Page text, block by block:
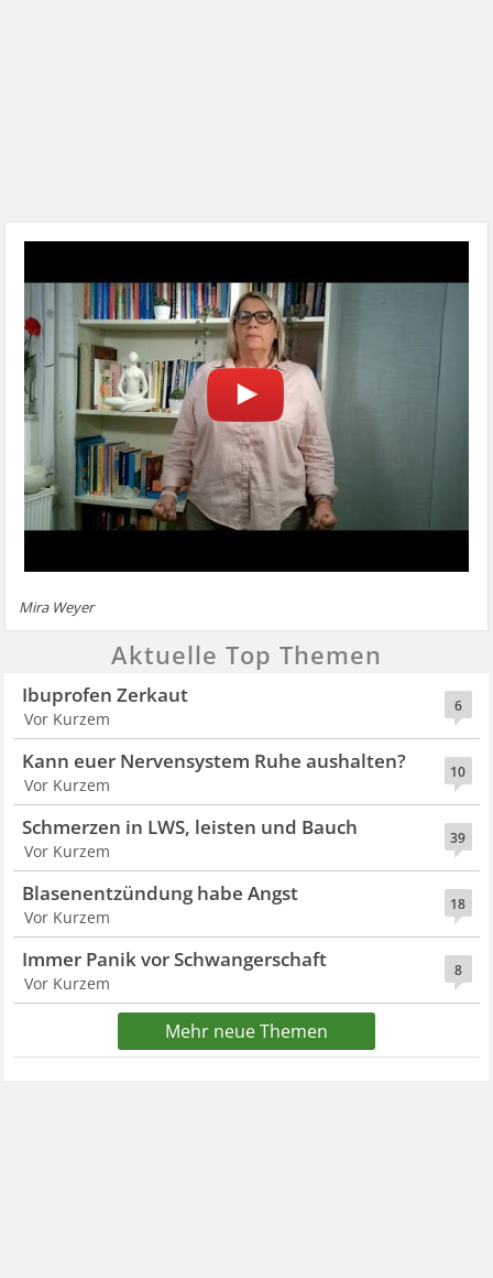
Mira Weyer
Aktuelle Top Themen
6
Ibuprofen Zerkaut
Vor Kurzem
10
Kann euer Nervensystem Ruhe aushalten?
Vor Kurzem
39
Schmerzen in LWS, leisten und Bauch
Vor Kurzem
18
Blasenentzündung habe Angst
Vor Kurzem
8
Immer Panik vor Schwangerschaft
Vor Kurzem
Mehr neue Themen